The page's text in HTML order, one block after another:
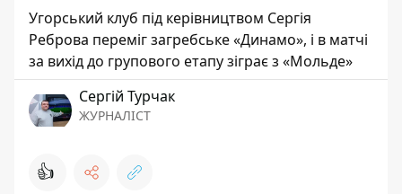
Угорський клуб під керівництвом Сергія
Реброва переміг загребське «Динамо», і в матчі
за вихід до групового етапу зіграє з «Мольде»
Сергій Турчак
ЖУРНАЛІСТ
👍